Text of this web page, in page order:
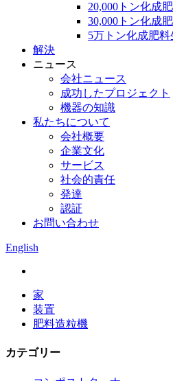
20,000トン化成
30,000トン化成
5万トン化成肥
解決
ニュース
会社ニュース
成功したプロジェクト
機器の知識
私たちについて
会社概要
企業文化
サービス
社会的責任
発達
認証
お問い合わせ
English
家
装置
肥料造粒機
カテゴリー